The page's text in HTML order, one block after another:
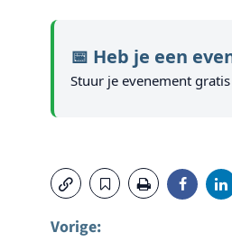
📅 Heb je een
Stuur je evenement
Vorige: